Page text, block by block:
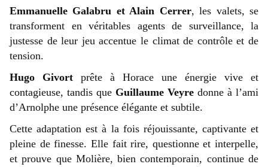
Emmanuelle Galabru et Alain Cerrer, les valets, se
transforment en véritables agents de surveillance, la
justesse de leur jeu accentue le climat de contrôle et de
tension.
Hugo Givort
prête à Horace une énergie vive et
contagieuse, tandis que Guillaume Veyre donne à l’ami
d’Arnolphe une présence élégante et subtile.
Cette adaptation est à la fois réjouissante, captivante et
pleine de finesse. Elle fait rire, questionne et interpelle,
et prouve que Molière, bien contemporain, continue de